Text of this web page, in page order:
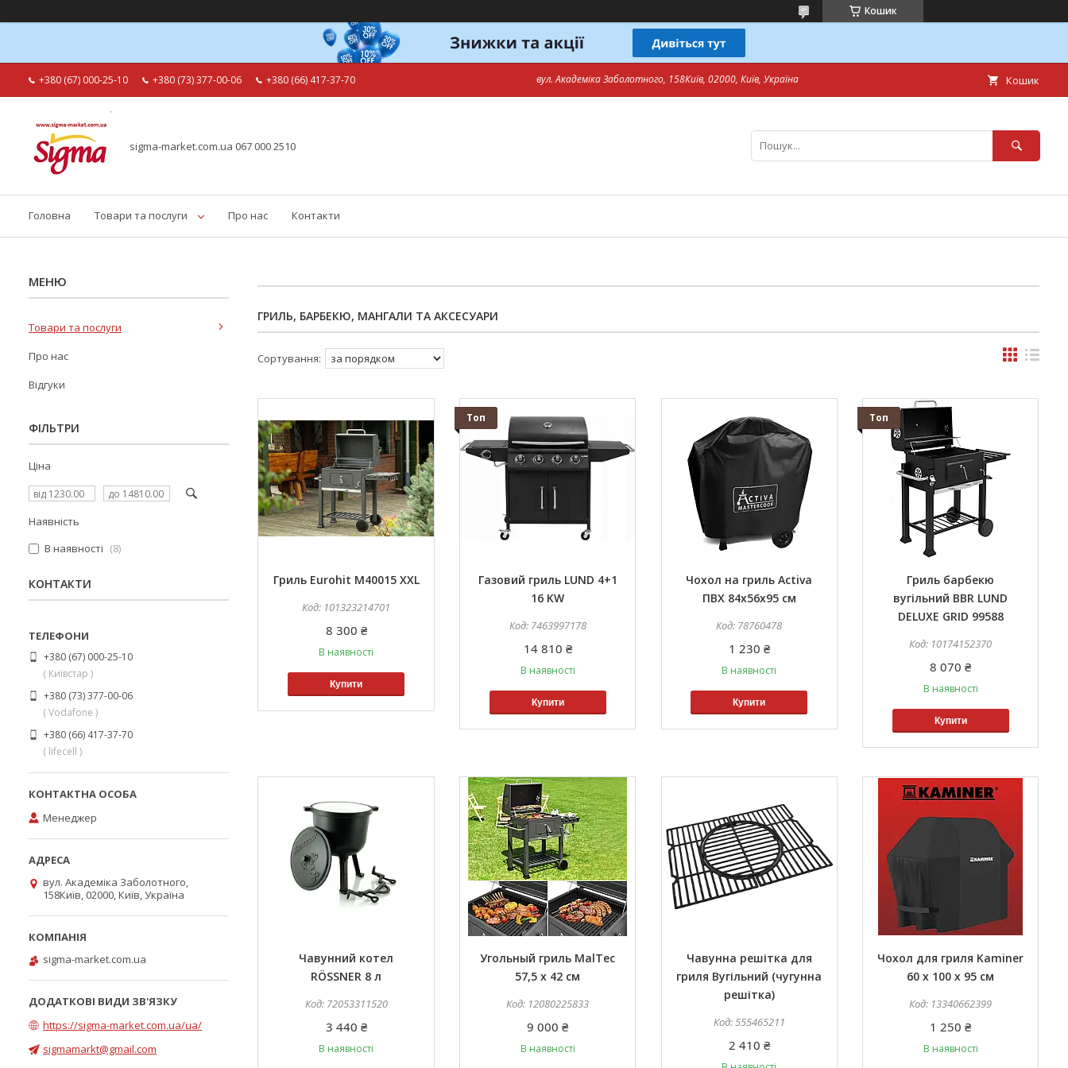
Кошик
+380 (67) 000-25-10 +380 (73) 377-00-06 +380 (66) 417-37-70 вул. Академіка Заболотного, 158Київ, 02000, Київ, Україна Кошик
sigma-market.com.ua 067 000 2510
Головна Товари та послуги Про нас Контакти
ГРИЛЬ, БАРБЕКЮ, МАНГАЛИ ТА АКСЕСУАРИ
Гриль Eurohit М40015 XXL
101323214701
8 300 ₴
В наявності
Купити
Топ
Газовий гриль LUND 4+1
16 KW
7463997178
14 810 ₴
В наявності
Купити
Чохол на гриль Activa
ПВХ 84x56x95 см
78760478
1 230 ₴
В наявності
Купити
Топ
Гриль барбекю
вугільний BBR LUND
DELUXE GRID 99588
10174152370
8 070 ₴
В наявності
Купити
Чавунний котел
RÖSSNER 8 л
72053311520
3 440 ₴
В наявності
Угольный гриль MalTec
57,5 x 42 см
12080225833
9 000 ₴
В наявності
Чавунна решітка для
гриля Вугільний (чугунна
решітка)
555465211
2 410 ₴
Чохол для гриля Kaminer
60 x 100 x 95 см
13340662399
1 250 ₴
В наявності
Товари та послуги
Про нас
Відгуки
ФІЛЬТРИ
Ціна
Наявність
В наявності
8
КОНТАКТИ
+380 (67) 000-25-10
( Київстар )
+380 (73) 377-00-06
( Vodafone )
+380 (66) 417-37-70
( lifecell )
Менеджер
вул. Академіка Заболотного,
158Київ, 02000, Київ, Україна
sigma-market.com.ua
https://sigma-market.com.ua/ua/
sigmamarkt@gmail.com